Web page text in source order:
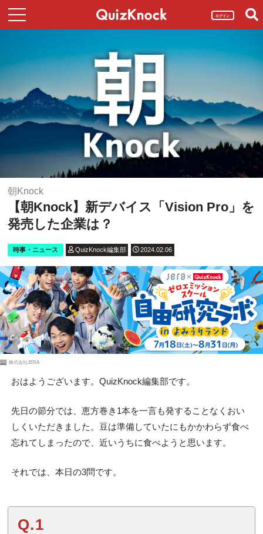
ログイン
朝Knock
【朝Knock】新デバイス「Vision Pro」を
発売した企業は？
時事・ニュース QuizKnock編集部 2024.02.06
PR 株式会社JERA
おはようございます。QuizKnock編集部です。
先日の節分では、恵方巻き1本を一言も発することなくおい
しくいただきました。豆は準備していたにもかかわらず食べ
忘れてしまったので、近いうちに食べようと思います。
それでは、本日の3問です。
Q.1